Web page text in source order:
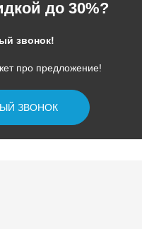
до 30%?
звонок!
про предложение!
ЗВОНОК